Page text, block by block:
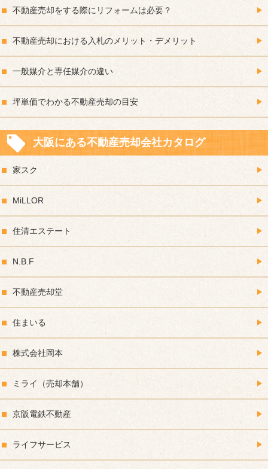
不動産売却をする際にリフォームは必要？
不動産売却における入札のメリット・デメリット
一般媒介と専任媒介の違い
坪単価でわかる不動産売却の目安
大阪にある不動産売却会社カタログ
家スク
MiLLOR
住清エステート
N.B.F
不動産売却堂
住まいる
株式会社岡本
ミライ（売却本舗）
京阪電鉄不動産
ライフサービス